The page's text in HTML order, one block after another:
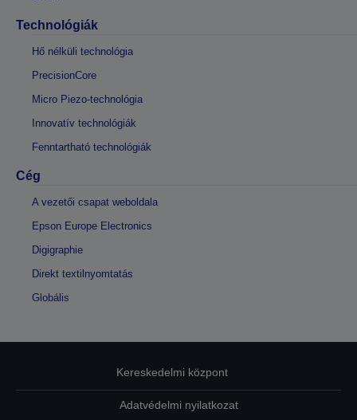
Technológiák
Hő nélküli technológia
PrecisionCore
Micro Piezo-technológia
Innovatív technológiák
Fenntartható technológiák
Cég
A vezetői csapat weboldala
Epson Europe Electronics
Digigraphie
Direkt textilnyomtatás
Globális
Kereskedelmi központ
Adatvédelmi nyilatkozat